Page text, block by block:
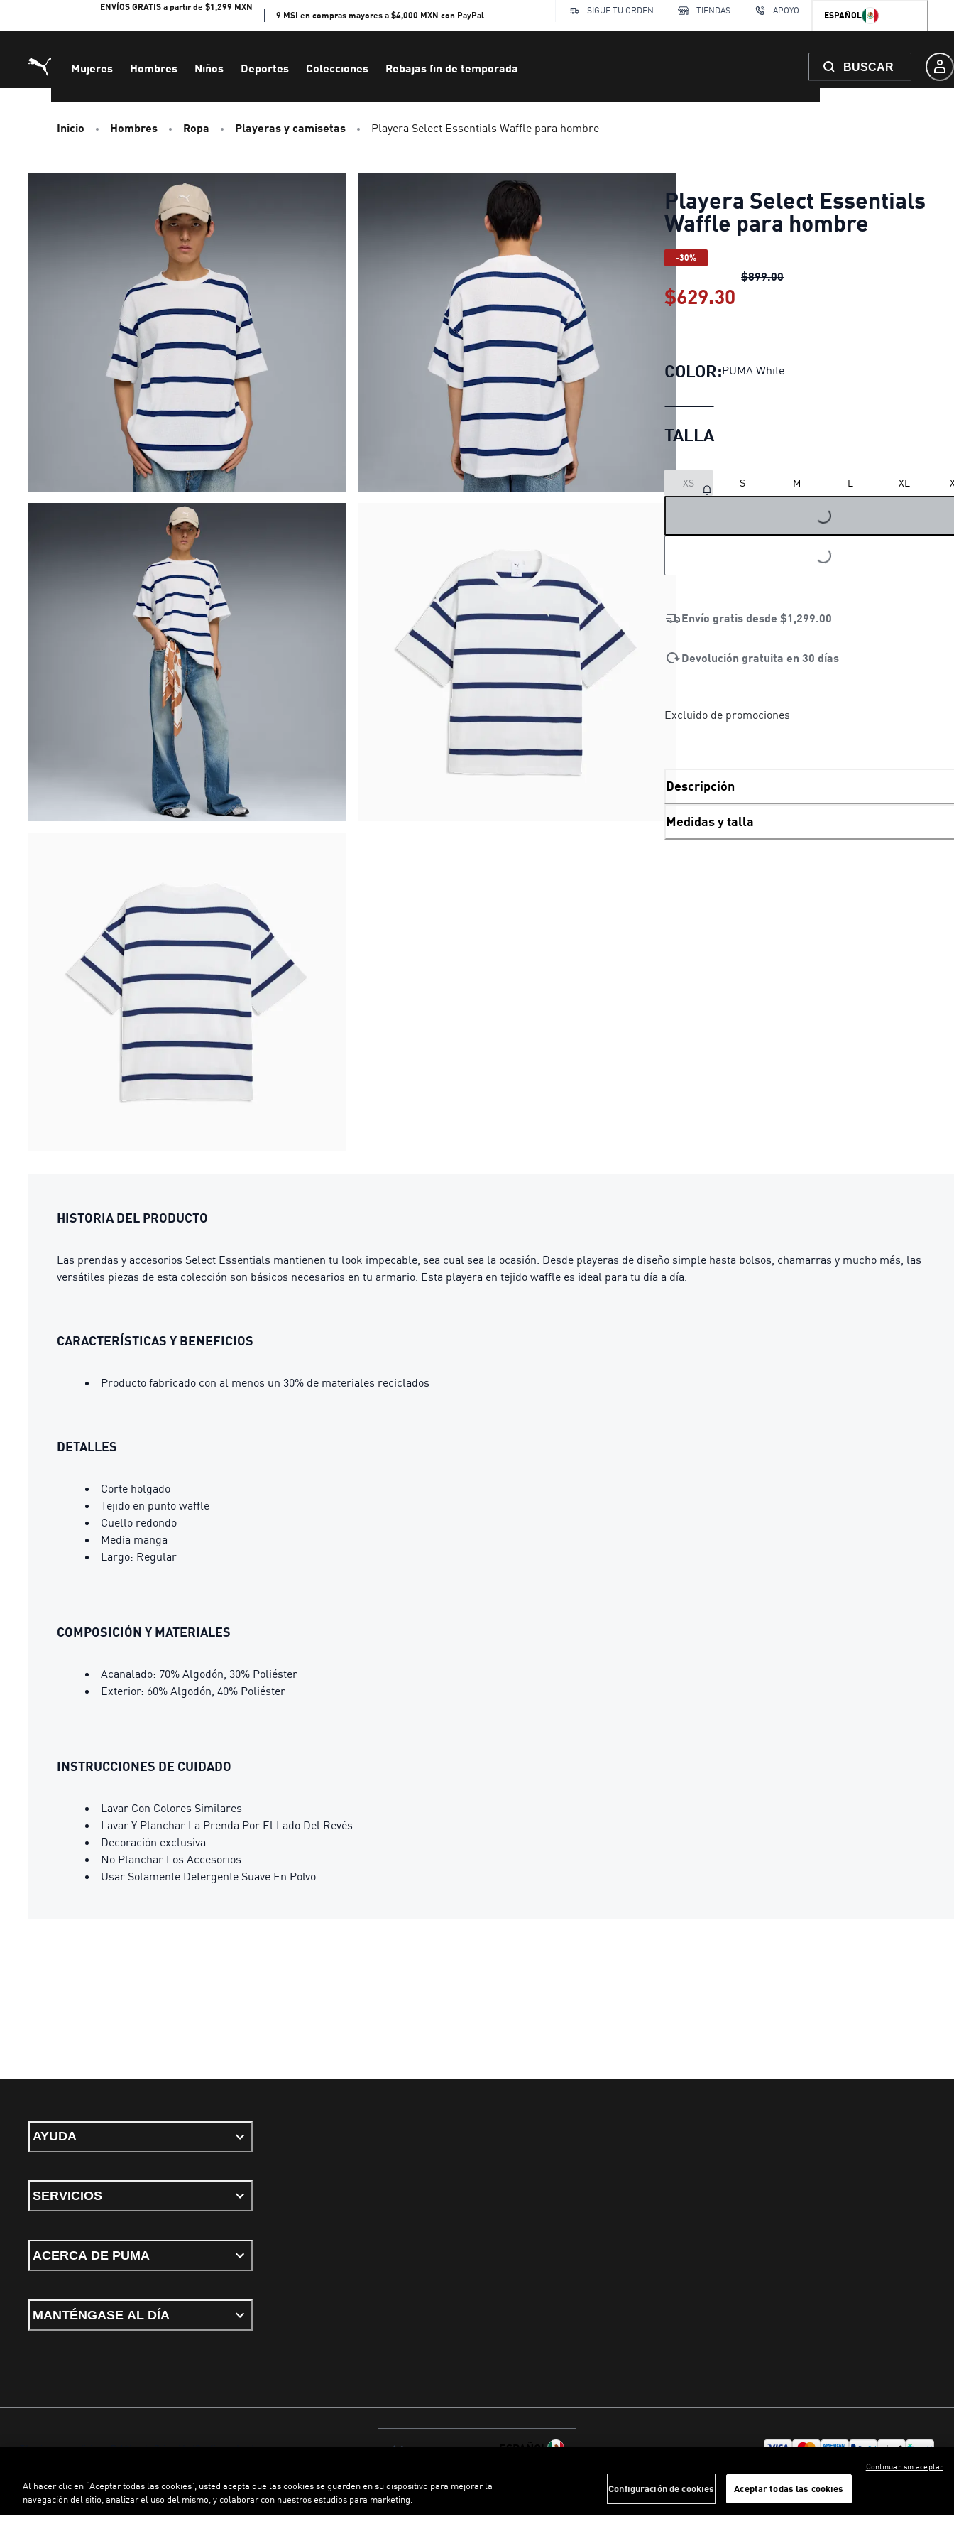
ENVÍOS GRATIS a partir de $1,299 MXN
9 MSI en compras mayores a $4,000 MXN con PayPal
SIGUE TU ORDEN TIENDAS APOYO ESPAÑOL
Mujeres Hombres Niños Deportes Colecciones Rebajas fin de temporada BUSCAR
Inicio Hombres Ropa Playeras y camisetas Playera Select Essentials Waffle para hombre
Playera Select Essentials
Waffle para hombre
-30%
$899.00Playera Select Essentials
$629.30
COLOR:PUMA White
TALLA
XS S M L XL
LOADING...
LOADING...
Envío gratis desde $1,299.00
Devolución gratuita en 30 días
Excluido de promociones
Descripción
Medidas y talla
HISTORIA DEL PRODUCTO
Las prendas y accesorios Select Essentials mantienen tu look impecable, sea cual sea la ocasión. Desde playeras de diseño simple hasta bolsos, chamarras y mucho más, las
versátiles piezas de esta colección son básicos necesarios en tu armario. Esta playera en tejido waffle es ideal para tu día a día.
CARACTERÍSTICAS Y BENEFICIOS
Producto fabricado con al menos un 30% de materiales reciclados
DETALLES
Corte holgado
Tejido en punto waffle
Cuello redondo
Media manga
Largo: Regular
COMPOSICIÓN Y MATERIALES
Acanalado: 70% Algodón, 30% Poliéster
Exterior: 60% Algodón, 40% Poliéster
INSTRUCCIONES DE CUIDADO
Lavar Con Colores Similares
Lavar Y Planchar La Prenda Por El Lado Del Revés
Decoración exclusiva
No Planchar Los Accesorios
Usar Solamente Detergente Suave En Polvo
AYUDA
SERVICIOS
ACERCA DE PUMA
MANTÉNGASE AL DÍA
Términos y condiciones Política de PrivacidadConfigurador de cookies
©PUMA, 2026. Todos los derechos reservados
Al hacer clic en “Aceptar todas las cookies”, usted acepta que las cookies se guarden en su dispositivo para mejorar la
navegación del sitio, analizar el uso del mismo, y colaborar con nuestros estudios para marketing.
Configuración de cookies Aceptar todas las cookies
Continuar sin aceptar